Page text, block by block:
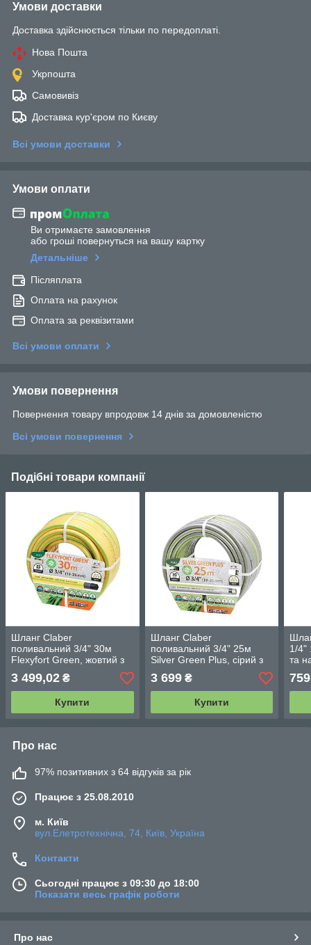
Умови доставки
Доставка здійснюється тільки по передоплаті.
Нова Пошта
Укрпошта
Самовивіз
Доставка кур'єром по Києву
Всі умови доставки
Умови оплати
Ви отримаєте замовлення
або гроші повернуться на вашу картку
Детальніше
Післяплата
Оплата на рахунок
Оплата за реквізитами
Всі умови оплати
Умови повернення
Повернення товару впродовж 14 днів за домовленістю
Всі умови повернення
Подібні товари компанії
Шланг Claber
поливальний 3/4" 30м
Flexyfort Green, жовтий з
3 499,02 ₴
Купити
Шланг Claber
поливальний 3/4" 25м
Silver Green Plus, сірий з
3 699₴
Купити
1/4"
та
Про нас
97% позитивних з 64 відгуків за рік
Працює з 25.08.2010
м. Київ
вул.Елетротехнічна, 74, Київ, Україна
Контакти
Сьогодні працює з 09:30 до 18:00
Показати весь графік роботи
Про нас